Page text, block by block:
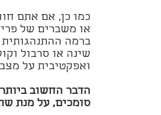
כמו כן, אם אתם
או משברים של
ברמה
שינה או סרבול
ואפקטיבית על
הדבר החשוב
סומכים, על מנת